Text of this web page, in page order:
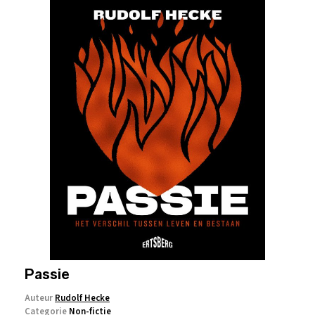
Passie
Auteur Rudolf Hecke
Categorie Non-fictie